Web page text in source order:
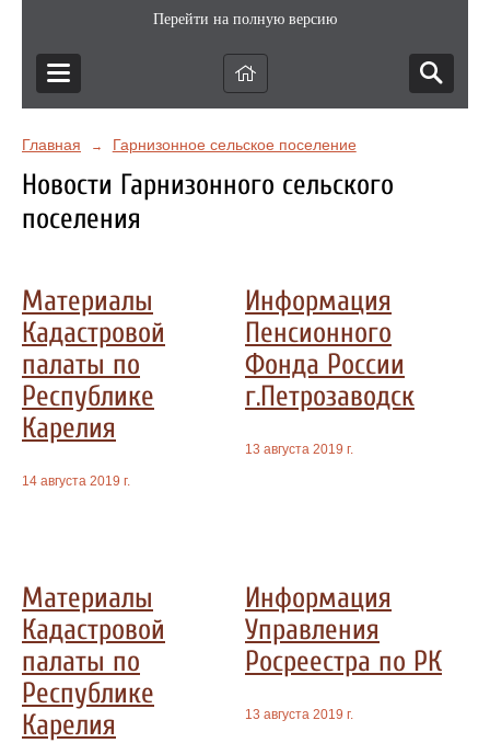
Перейти на полную версию
Главная → Гарнизонное сельское поселение
Новости Гарнизонного сельского
поселения
Материалы
Кадастровой
палаты по
Республике
Карелия
14 августа 2019 г.
Информация
Пенсионного
Фонда России
г.Петрозаводск
13 августа 2019 г.
Материалы
Кадастровой
палаты по
Республике
Карелия
Информация
Управления
Росреестра по РК
13 августа 2019 г.